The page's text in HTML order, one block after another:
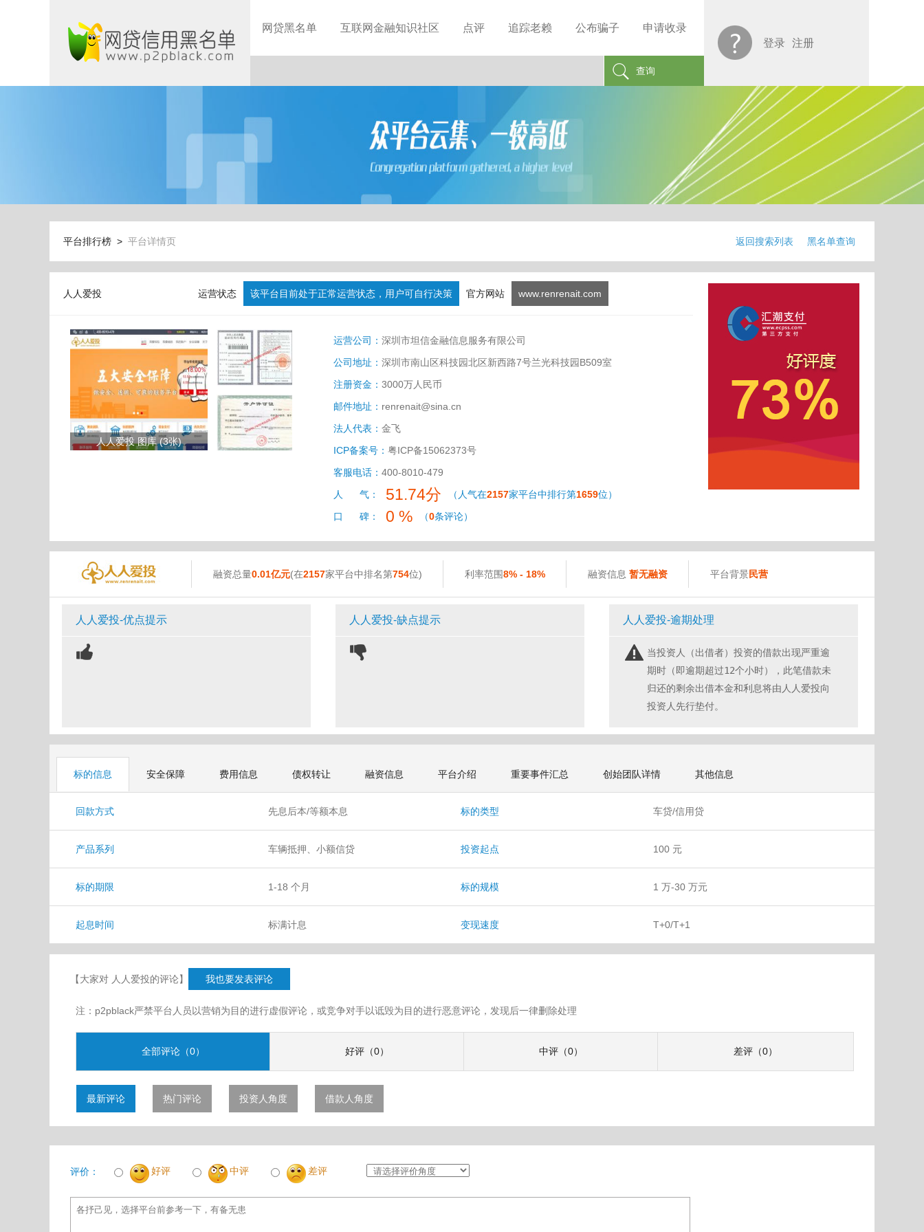
网贷黑名单 互联网金融知识社区 点评 追踪老赖 公布骗子 申请收录
查询
登录 注册
平台排行榜 > 平台详情页 返回搜索列表 黑名单查询
人人爱投 运营状态 该平台目前处于正常运营状态，用户可自行决策 官方网站 www.renrenait.com
人人爱投 图库 (3张)
运营公司： 深圳市坦信金融信息服务有限公司
公司地址： 深圳市南山区科技园北区新西路7号兰光科技园B509室
注册资金： 3000万人民币
邮件地址： renrenait@sina.cn
法人代表： 金飞
ICP备案号： 粤ICP备15062373号
客服电话： 400-8010-479
人 气：
51.74分 （人气在2157家平台中排行第1659位）
口 碑：
0 % （0条评论）
融资总量0.01亿元(在2157家平台中排名第754位) 利率范围8% - 18% 融资信息 暂无融资 平台背景民营
人人爱投-优点提示 人人爱投-缺点提示 人人爱投-逾期处理
当投资人（出借者）投资的借款出现严重逾
期时（即逾期超过12个小时），此笔借款未
归还的剩余出借本金和利息将由人人爱投向
投资人先行垫付。
标的信息 安全保障 费用信息 债权转让 融资信息 平台介绍 重要事件汇总 创始团队详情 其他信息
回款方式 先息后本/等额本息 标的类型 车贷/信用贷
产品系列 车辆抵押、小额信贷 投资起点 100 元
标的期限 1-18 个月 标的规模 1 万-30 万元
起息时间 标满计息 变现速度 T+0/T+1
【大家对 人人爱投的评论】 我也要发表评论
注：p2pblack严禁平台人员以营销为目的进行虚假评论，或竞争对手以诋毁为目的进行恶意评论，发现后一律删除处理
全部评论（0） 好评（0） 中评（0） 差评（0）
最新评论 热门评论 投资人角度 借款人角度
评价： 好评 中评 差评